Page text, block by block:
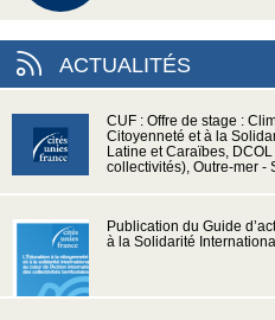
ACTUALITÉS
CUF : Offre de stage :
Citoyenneté et à la
Latine et Caraïbes,
collectivités), Outre-mer -
Publication du Guide
à la Solidarité